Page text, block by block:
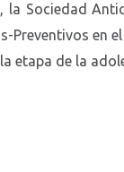
Preventivos en
etapa de la